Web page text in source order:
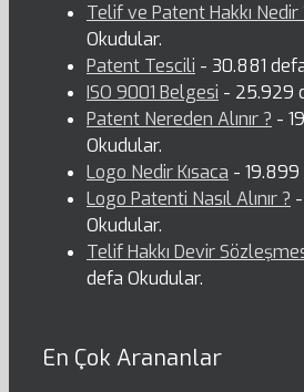
Telif ve Patent Hakkı Nedir
Okudular.
Patent Tescili - 30.881
ISO 9001 Belgesi - 25.929
Patent Nereden Alınır ? -
Okudular.
Logo Nedir Kısaca - 19.899
Logo Patenti Nasıl Alınır ?
Okudular.
Telif Hakkı Devir
defa Okudular.
En Çok Arananlar